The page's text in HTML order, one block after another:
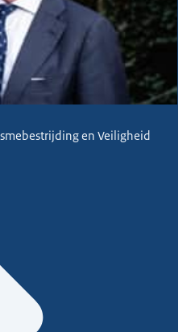
en Veiligheid